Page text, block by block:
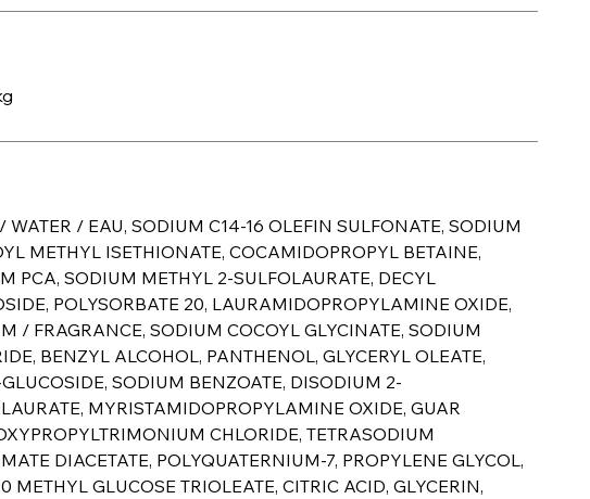
WATER / EAU, SODIUM C14-16 OLEFIN SULFONATE, SODIUM
METHYL ISETHIONATE, COCAMIDOPROPYL BETAINE,
PCA, SODIUM METHYL 2-SULFOLAURATE, DECYL
POLYSORBATE 20, LAURAMIDOPROPYLAMINE OXIDE,
/ FRAGRANCE, SODIUM COCOYL GLYCINATE, SODIUM
BENZYL ALCOHOL, PANTHENOL, GLYCERYL OLEATE,
SODIUM BENZOATE, DISODIUM 2-
MYRISTAMIDOPROPYLAMINE OXIDE, GUAR
CHLORIDE, TETRASODIUM
DIACETATE, POLYQUATERNIUM-7, PROPYLENE GLYCOL,
METHYL GLUCOSE TRIOLEATE, CITRIC ACID, GLYCERIN,